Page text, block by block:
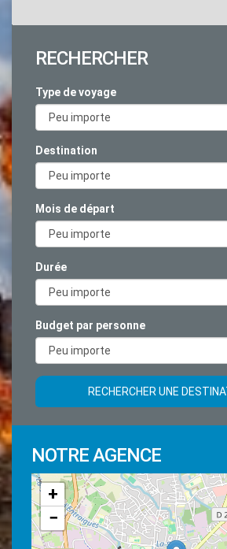
RECHERCHER
Type de voyage
Destination
Mois de départ
Durée
Budget par personne
RECHERCHER UNE
NOTRE AGENCE
+
−